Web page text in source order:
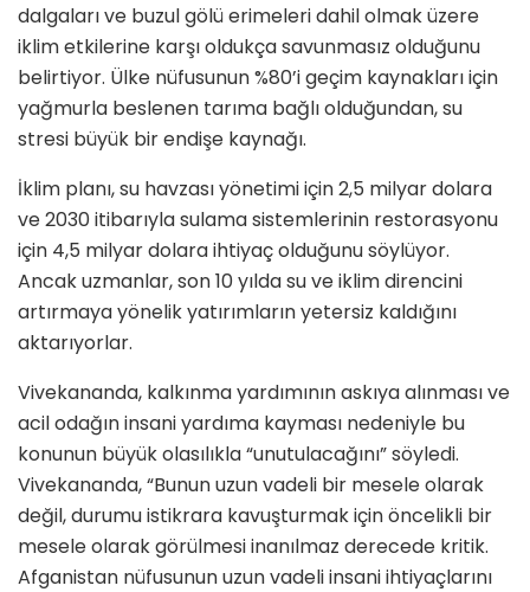
dalgaları ve buzul gölü erimeleri dahil olmak üzere
iklim etkilerine karşı oldukça savunmasız olduğunu
belirtiyor. Ülke nüfusunun %80’i geçim kaynakları için
yağmurla beslenen tarıma bağlı olduğundan, su
stresi büyük bir endişe kaynağı.
İklim planı, su havzası yönetimi için 2,5 milyar dolara
ve 2030 itibarıyla sulama sistemlerinin restorasyonu
için 4,5 milyar dolara ihtiyaç olduğunu söylüyor.
Ancak uzmanlar, son 10 yılda su ve iklim direncini
artırmaya yönelik yatırımların yetersiz kaldığını
aktarıyorlar.
Vivekananda, kalkınma yardımının askıya alınması ve
acil odağın insani yardıma kayması nedeniyle bu
konunun büyük olasılıkla “unutulacağını” söyledi.
Vivekananda, “Bunun uzun vadeli bir mesele olarak
değil, durumu istikrara kavuşturmak için öncelikli bir
mesele olarak görülmesi inanılmaz derecede kritik.
Afganistan nüfusunun uzun vadeli insani ihtiyaçlarını